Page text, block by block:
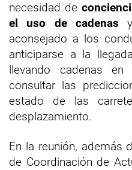
necesidad de
el uso de cadenas
aconsejado a los
anticiparse a la
llevando cadenas
consultar las
estado de las
desplazamiento.
En la reunión, además
de Coordinación de